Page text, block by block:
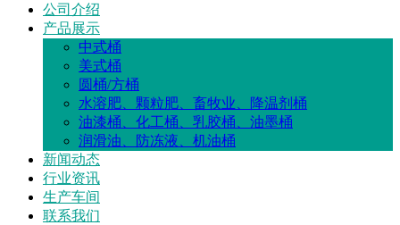
公司介绍
产品展示
中式桶
美式桶
圆桶/方桶
水溶肥、颗粒肥、畜牧业、降温剂桶
油漆桶、化工桶、乳胶桶、油墨桶
润滑油、防冻液、机油桶
新闻动态
行业资讯
生产车间
联系我们